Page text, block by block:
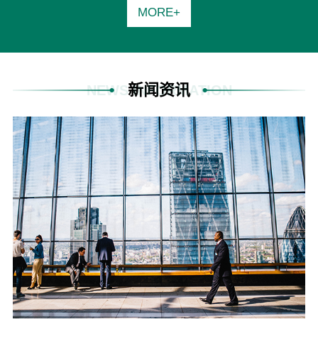
MORE+
新闻资讯
NEWS INFORMATION